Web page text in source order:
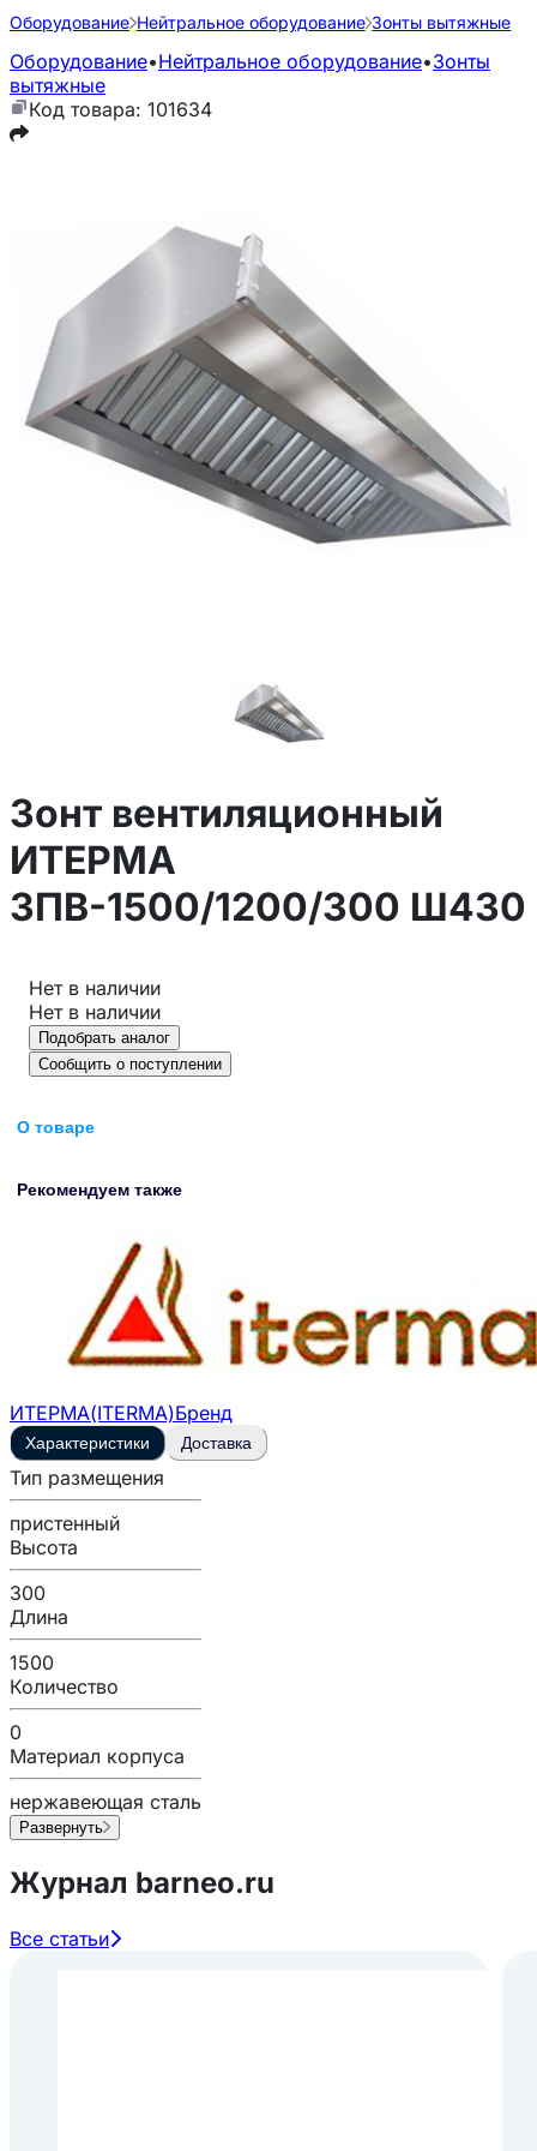
Оборудование Нейтральное оборудование Зонты вытяжные
Оборудование•Нейтральное оборудование•Зонты
вытяжные
Код товара: 101634
Зонт вентиляционный
ИТЕРМА
ЗПВ-1500/1200/300 Ш430
Нет в наличии
Нет в наличии
Подобрать аналог
Сообщить о поступлении
О товаре
Рекомендуем также
ИТЕРМА(ITERMA)Бренд
Характеристики Доставка
Тип размещения
пристенный
Высота
300
Длина
1500
Количество
0
Материал корпуса
нержавеющая сталь
Развернуть
Журнал barneo.ru
Все статьи